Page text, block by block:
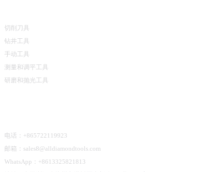
切削刀具
钻井工具
手动工具
测量和调平工具
研磨和抛光工具
电话：+865722119923
邮箱：sales8@alldiamondtools.com
WhatsApp：+8613325821813